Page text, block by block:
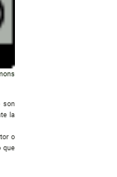
son
la
o
que